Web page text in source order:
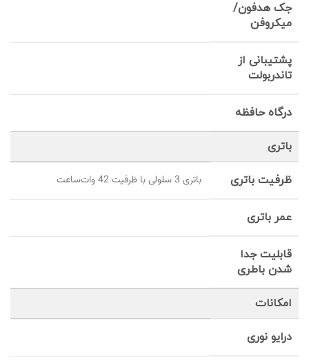
جک هدفون/
میکروفن
پشتیبانی از
تاندربولت
درگاه حافظه
باتری
ظرفیت باتری باتری 3 سلولی با ظرفیت 42 وات‌ساعت
عمر باتری
قابلیت جدا
شدن باطری
امکانات
درایو نوری